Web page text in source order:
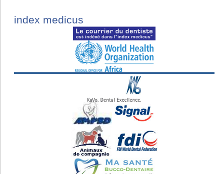
index medicus